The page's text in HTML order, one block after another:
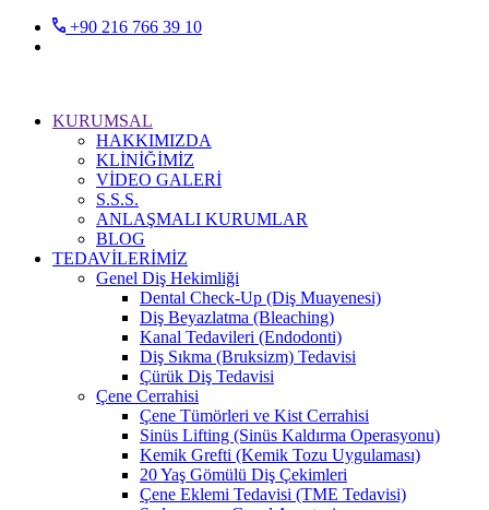
+90 216 766 39 10
KURUMSAL
HAKKIMIZDA
KLİNİĞİMİZ
VİDEO GALERİ
S.S.S.
ANLAŞMALI KURUMLAR
BLOG
TEDAVİLERİMİZ
Genel Diş Hekimliği
Dental Check-Up (Diş Muayenesi)
Diş Beyazlatma (Bleaching)
Kanal Tedavileri (Endodonti)
Diş Sıkma (Bruksizm) Tedavisi
Çürük Diş Tedavisi
Çene Cerrahisi
Çene Tümörleri ve Kist Cerrahisi
Sinüs Lifting (Sinüs Kaldırma Operasyonu)
Kemik Grefti (Kemik Tozu Uygulaması)
20 Yaş Gömülü Diş Çekimleri
Çene Eklemi Tedavisi (TME Tedavisi)